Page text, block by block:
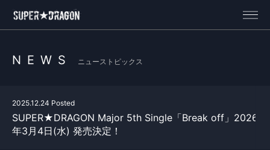
NEWS ニューストピックス
2025.12.24 Posted
SUPER★DRAGON Major 5th Single「Break off」2026
年3月4日(水) 発売決定！